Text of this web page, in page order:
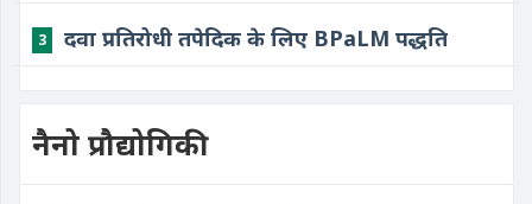
3 ​दवा प्रतिरोधी तपेदिक के लिए BPaLM पद्धति
नैनो प्रौद्योगिकी